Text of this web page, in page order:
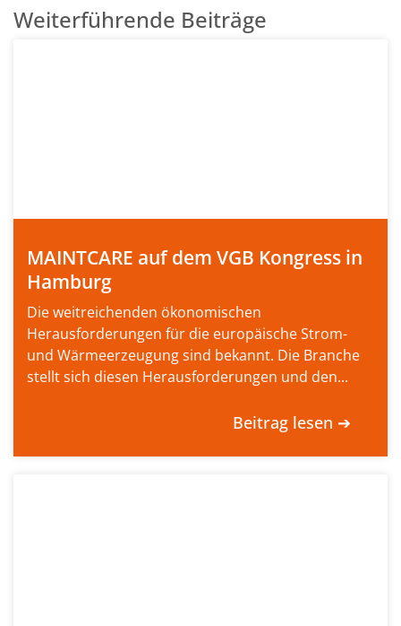
Weiterführende Beiträge
MAINTCARE auf dem VGB Kongress in
Hamburg
Die weitreichenden ökonomischen
Herausforderungen für die europäische Strom-
und Wärmeerzeugung sind bekannt. Die Branche
stellt sich diesen Herausforderungen und den...
Beitrag lesen ➔